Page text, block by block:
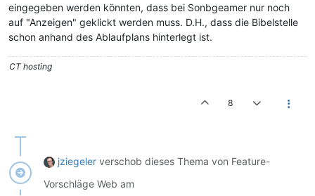
eingegeben werden könnten, dass bei Sonbgeamer nur noch
auf "Anzeigen" geklickt werden muss. D.H., dass die Bibelstelle
schon anhand des Ablaufplans hinterlegt ist.
CT hosting
8
jziegeler verschob dieses Thema von Feature-
Vorschläge Web am